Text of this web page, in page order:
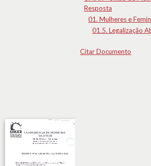
Resposta
01. Mulheres e
01.5. Legalização
Citar Documento